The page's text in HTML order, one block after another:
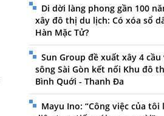
Di dời làng phong gần 100
xây đô thị du lịch: Có xóa sổ
Hàn Mặc Tử?
Sun Group đề xuất xây 4
sông Sài Gòn kết nối Khu đô
Bình Quới - Thanh Đa
Mayu Ino: “Công việc của tôi